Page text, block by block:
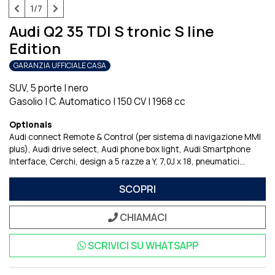
1/7
Audi Q2 35 TDI S tronic S line
Edition
GARANZIA UFFICIALE CASA
SUV, 5 porte |nero
Gasolio |C. Automatico |150 CV|1968 cc
Optionals
Audi connect Remote & Control (per sistema di navigazione MMI
plus) Audi drive select Audi phone box light Audi Smartphone
Interface Cerchi, design a 5 razze a Y, 7,0J x 18, pneumatici
Chiave comfort, senza SAFELOCK
bagagliaio ad apertura e chiusura elettriche Fari Matrix LED e
Impianto di regolazione della velocitU
Pacchetto Assistenza parcheggio Pacchetto Comfort plus
Pacchetto Equipaggiamenti Italia Pacchetto Luci Ambiente
Paraurti S line in verniciatura a contrasto Sistema di Navigazione
e Infotainment Audi Connect Sistema di Navigazione Mmi Plus
SCOPRI
CHIAMACI
SCRIVICI SUWHATSAPP